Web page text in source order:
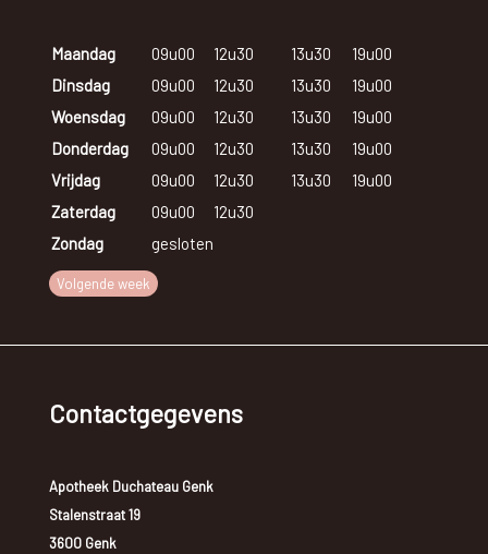
Maandag 09u00 12u30 13u30
19u00
Dinsdag
09u00 12u30 13u30
19u00
Woensdag
09u00 12u30 13u30
19u00
Donderdag
09u00 12u30 13u30
19u00
Vrijdag
09u00 12u30 13u30
19u00
Zaterdag
09u00
12u30
Zondag
gesloten
Volgende week
Contactgegevens
Apotheek Duchateau Genk
Stalenstraat 19
3600 Genk